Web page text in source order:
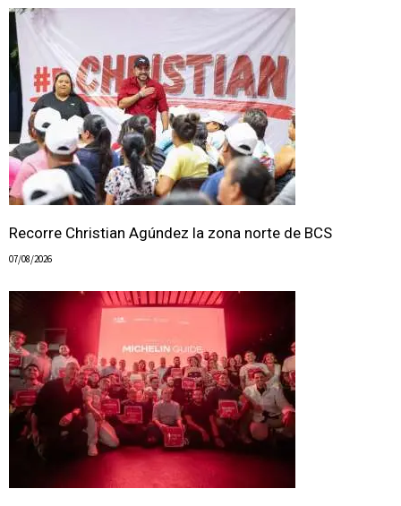
Recorre Christian Agúndez la zona norte de BCS
07/08/2026